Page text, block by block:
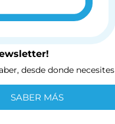
desde donde necesites
SABER MÁS